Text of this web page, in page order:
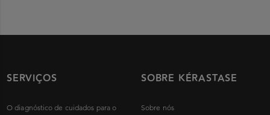
SERVIÇOS
O diagnóstico de cuidados para o
SOBRE KÉRASTASE
Sobre nós